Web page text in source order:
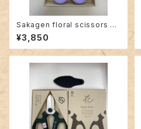
Sakagen floral scissors F-
170 with wire cutters Lave
nder
¥3,850